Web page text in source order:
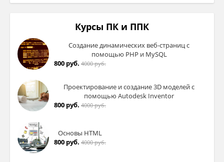
Курсы ПК и ППК
Создание динамических веб-страниц с
помощью PHP и MySQL
800 руб. 4000 руб.
Проектирование и создание 3D моделей с
помощью Autodesk Inventor
800 руб. 4000 руб.
Основы HTML
800 руб. 4000 руб.